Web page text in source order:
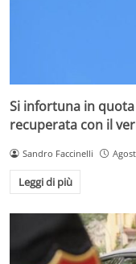
Si infortuna in
recuperata con il
Sandro Faccinelli
Leggi di più